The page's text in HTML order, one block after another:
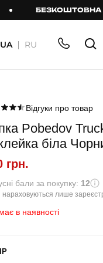
БЕЗКОШТОВНА
UA RU
Відгуки про товар
Pobedov
біла
грн.
бали за покупку: 12
нараховуються лише
в наявності